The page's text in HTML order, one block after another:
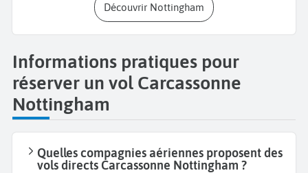
Découvrir Nottingham
Informations pratiques pour
réserver un vol Carcassonne
Nottingham
Quelles compagnies aériennes proposent des
vols directs Carcassonne Nottingham ?